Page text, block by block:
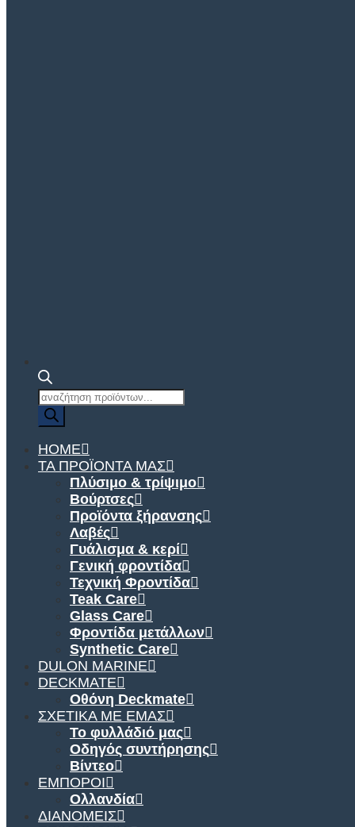
Αναζήτηση
προϊόντων
HOME
ΤΑ ΠΡΟΪΌΝΤΑ ΜΑΣ
Πλύσιμο & τρίψιμο
Βούρτσες
Προϊόντα ξήρανσης
Λαβές
Γυάλισμα & κερί
Γενική φροντίδα
Τεχνική Φροντίδα
Teak Care
Glass Care
Φροντίδα μετάλλων
Synthetic Care
DULON MARINE
DECKMATE
Οθόνη Deckmate
ΣΧΕΤΙΚΆ ΜΕ ΕΜΆΣ
Το φυλλάδιό μας
Οδηγός συντήρησης
Βίντεο
ΈΜΠΟΡΟΙ
Ολλανδία
ΔΙΑΝΟΜΕΊΣ